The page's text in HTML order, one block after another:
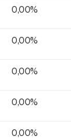
0,00%
0,00%
0,00%
0,00%
0,00%